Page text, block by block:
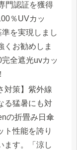
門認証を獲得
％UVカッ
を実現しまし
くお勧めしま
全遮光uvカッ
対策】紫外線
る猛暑にも対
の折畳み日傘
ト性能を誇り
ます。「涼し